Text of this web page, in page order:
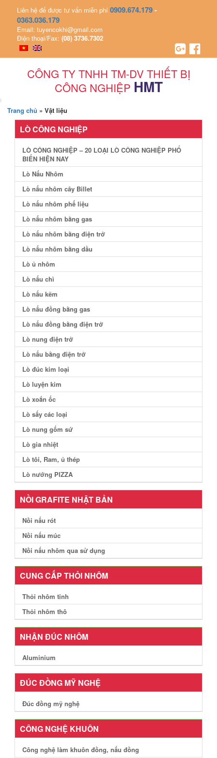
Liên hệ để được tư vấn miễn phí 0909.674.179-
0363.036.179
Email: tuyencokhi@gmail.com
Điện thoại/Fax: (08) 3736.7302
CÔNG TY TNHH TM-DV THIẾT BỊ
CÔNG NGHIỆP HMT
Trang chủ » Vật liệu
LÒ CÔNG NGHIỆP
LÒ CÔNG NGHIỆP – 20 LOẠI LÒ CÔNG NGHIỆP PHỔ
BIẾN HIỆN NAY
Lò Nấu Nhôm
Lò nấu nhôm cây Billet
Lò nấu nhôm phế liệu
Lò nấu nhôm bằng gas
Lò nấu nhôm bằng điện trở
Lò nấu nhôm bằng dầu
Lò ủ nhôm
Lò nấu chì
Lò nấu kẽm
Lò nấu đồng bằng gas
Lò nấu đồng bằng điện trở
Lò nung điện trở
Lò nấu bằng điện trở
Lò đúc kim loại
Lò luyện kim
Lò xoắn ốc
Lò sấy các loại
Lò nung gốm sứ
Lò gia nhiệt
Lò tôi, Ram, ủ thép
Lò nướng PIZZA
NỒI GRAFITE NHẬT BẢN
Nồi nấu rót
Nồi nấu múc
Nồi nấu nhôm qua sử dụng
CUNG CẤP THỎI NHÔM
Thỏi nhôm tinh
Thỏi nhôm thô
NHẬN ĐÚC NHÔM
Aluminium
ĐÚC ĐỒNG MỸ NGHỆ
Đúc đồng mỹ nghệ
CÔNG NGHỆ KHUÔN
Công nghệ làm khuôn đồng, nấu đồng